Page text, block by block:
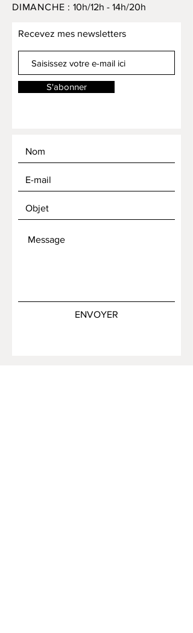
DIMANCHE : 10h/12h - 14h/20h
Recevez mes newsletters
S'abonner
ENVOYER